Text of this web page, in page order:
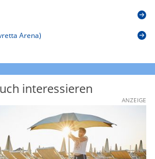
Arena)
interessieren
ANZEIGE